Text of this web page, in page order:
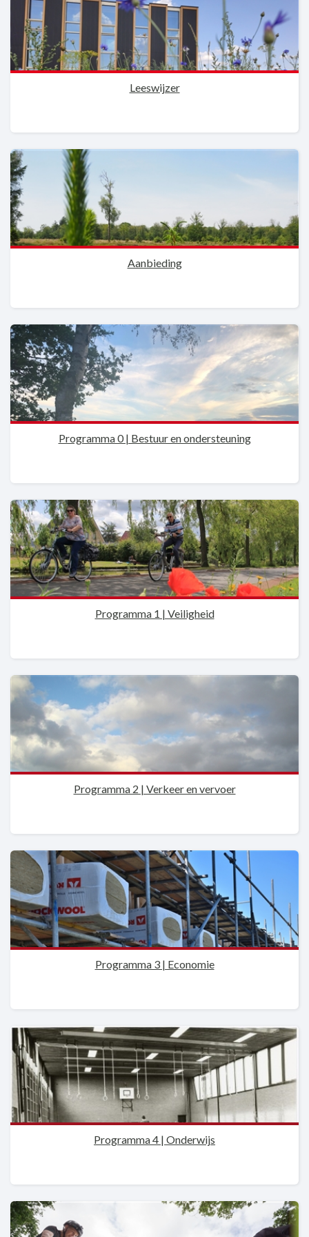
Leeswijzer
Aanbieding
Programma 0 | Bestuur en ondersteuning
Programma 1 | Veiligheid
Programma 2 | Verkeer en vervoer
Programma 3 | Economie
Programma 4 | Onderwijs